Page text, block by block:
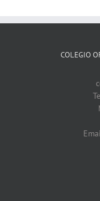
COLEGIO